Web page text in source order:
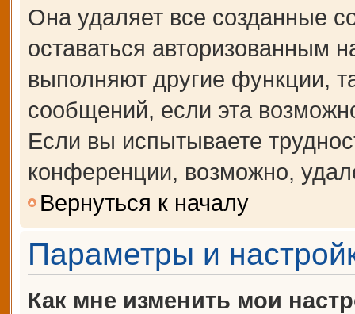
Она удаляет все созданные
оставаться авторизованным
выполняют другие функции,
сообщений, если эта
Если вы испытываете
конференции, возможно,
Вернуться к началу
Параметры и
Как мне изменить мои